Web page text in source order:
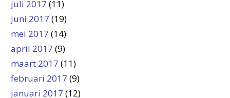
juli 2017 (11)
juni 2017 (19)
mei 2017 (14)
april 2017 (9)
maart 2017 (11)
februari 2017 (9)
januari 2017 (12)